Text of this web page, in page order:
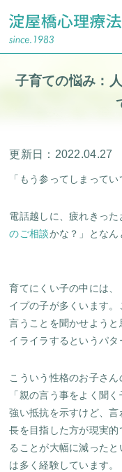
子育ての悩み：
更新日：2022.04.27
「もう参ってしまってい
電話越しに、疲れきっ
のご相談かな？」となん
育てにくい子の中には
イプの子が多くいます
言うことを聞かせよう
イライラするというパタ
こういう性格のお子さ
「親の言う事をよく聞
強い抵抗を示すけど、
長を目指した方が現実
ることが大幅に減った
は多く経験しています。